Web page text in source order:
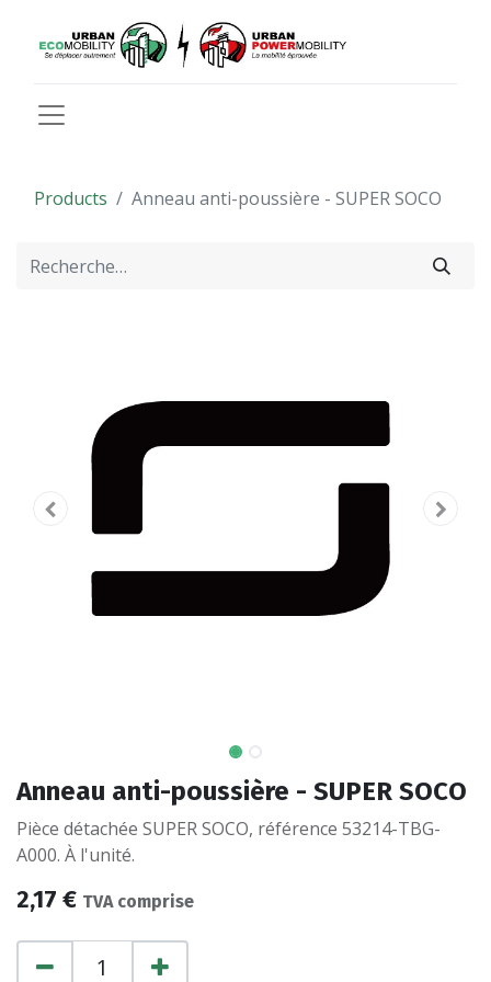
Products Anneau anti-poussière - SUPER SOCO
Anneau anti-poussière - SUPER SOCO
Pièce détachée SUPER SOCO, référence 53214-TBG-
A000. À l'unité.
2,17 € TVA comprise